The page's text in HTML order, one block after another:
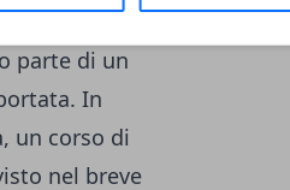
Matera, località
parte di un
In
un corso di
nel breve